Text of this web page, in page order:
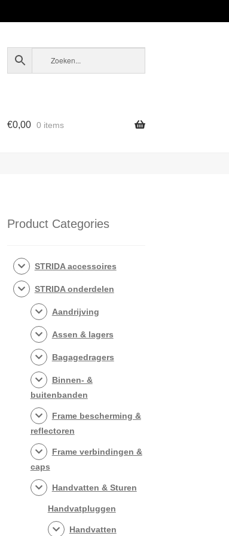
€0,00 0 items
Product Categories
STRIDA accessoires
STRIDA onderdelen
Aandrijving
Assen & lagers
Bagagedragers
Binnen- &
buitenbanden
Frame bescherming &
reflectoren
Frame verbindingen &
caps
Handvatten & Sturen
Handvatpluggen
Handvatten